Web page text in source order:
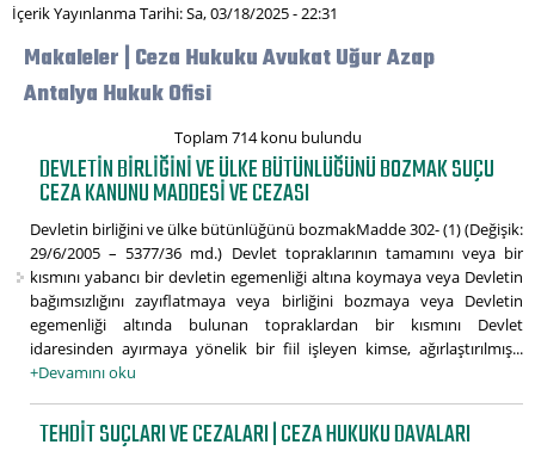
İçerik Yayınlanma Tarihi: Sa, 03/18/2025 - 22:31
Makaleler | Ceza Hukuku Avukat Uğur Azap
Antalya Hukuk Ofisi
Toplam 714 konu bulundu
DEVLETIN BIRLIĞINI VE ÜLKE BÜTÜNLÜĞÜNÜ BOZMAK SUÇU
CEZA KANUNU MADDESI VE CEZASI
Devletin birliğini ve ülke bütünlüğünü bozmakMadde 302- (1) (Değişik:
29/6/2005 – 5377/36 md.) Devlet topraklarının tamamını veya bir
kısmını yabancı bir devletin egemenliği altına koymaya veya Devletin
bağımsızlığını zayıflatmaya veya birliğini bozmaya veya Devletin
egemenliği altında bulunan topraklardan bir kısmını Devlet
idaresinden ayırmaya yönelik bir fiil işleyen kimse, ağırlaştırılmış...
+Devamını oku
TEHDIT SUÇLARI VE CEZALARI | CEZA HUKUKU DAVALARI